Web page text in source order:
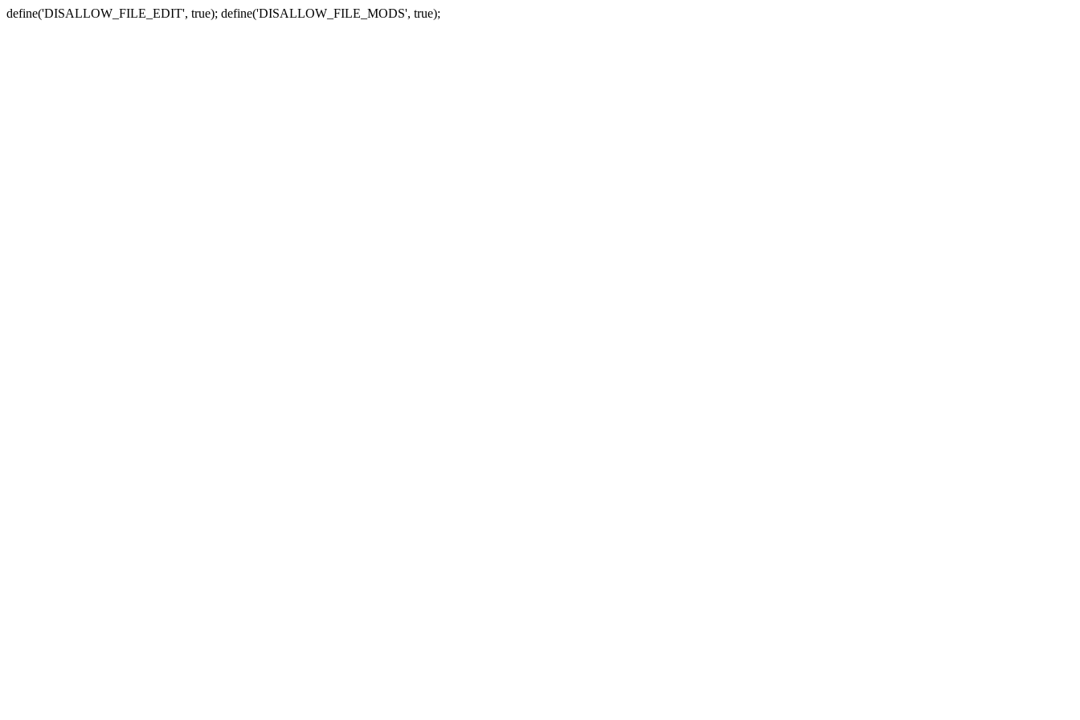
define('DISALLOW_FILE_EDIT', true); define('DISALLOW_FILE_MODS', true);